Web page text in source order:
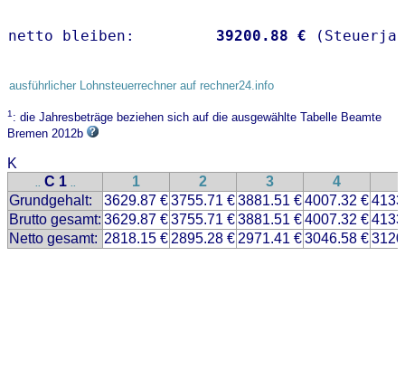
netto bleiben: 39200.88 €
ausführlicher Lohnsteuerrechner auf rechner24.info
1: die Jahresbeträge beziehen sich auf die ausgewählte Tabelle Beamte
Bremen 2012b
K
.. C 1 .. 1 2 3 4
Grundgehalt:
3629.87 €3755.71 €3881.51 €4007.32 €
Brutto gesamt: 3629.87 €3755.71 €3881.51 €4007.32 €
Netto gesamt: 2818.15 € 2895.28 € 2971.41 €3046.58 €